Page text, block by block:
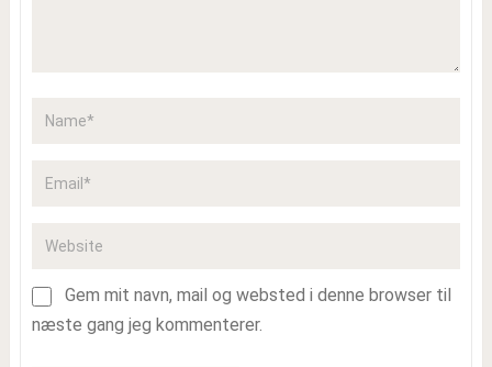
Gem mit navn, mail og websted i denne browser til
næste gang jeg kommenterer.